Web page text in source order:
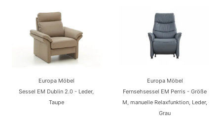
Europa Möbel
Sessel EM Dublin 2.0 - Leder,
Taupe
Europa Möbel
Fernsehsessel EM Perris - Größe
M, manuelle Relaxfunktion, Leder,
Grau